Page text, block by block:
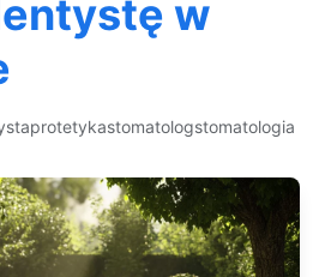
w
protetykastomatologstomatologia